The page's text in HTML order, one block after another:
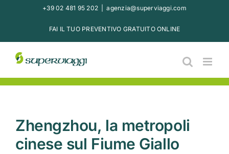
+39 02 481 95 202 agenzia@superviaggi.com
FAI IL TUO PREVENTIVO GRATUITO ONLINE
Zhengzhou, la metropoli
cinese sul Fiume Giallo